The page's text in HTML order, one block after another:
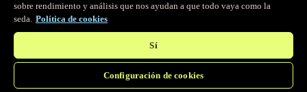
Control por IA para tus servicios Fastly.
sobre rendimiento y análisis que nos ayudan a que todo vaya como la
seda. Política de cookies
Sí
Configuración de cookies